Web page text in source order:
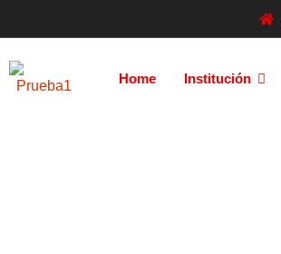
Home Institución